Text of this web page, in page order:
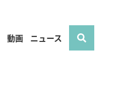
動画 ニュース